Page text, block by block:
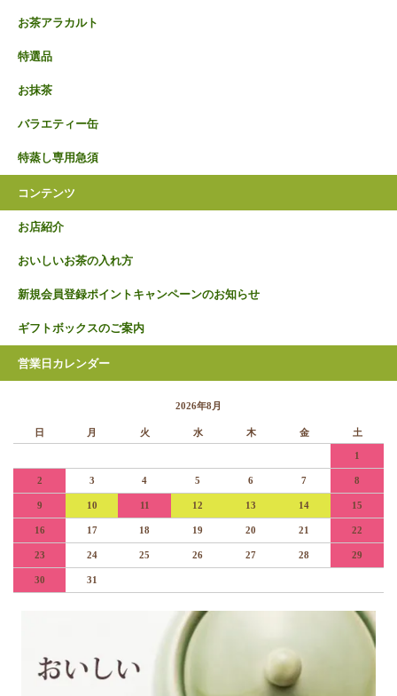
お茶アラカルト
特選品
お抹茶
バラエティー缶
特蒸し専用急須
コンテンツ
お店紹介
おいしいお茶の入れ方
新規会員登録ポイントキャンペーンのお知らせ
ギフトボックスのご案内
営業日カレンダー
2026年8月
日 月 火 水 木 金 土
1
2 3 4 5 6 7 8
9 10 11 12 13 14 15
16 17 18 19 20 21 22
23 24 25 26 27 28 29
30 31